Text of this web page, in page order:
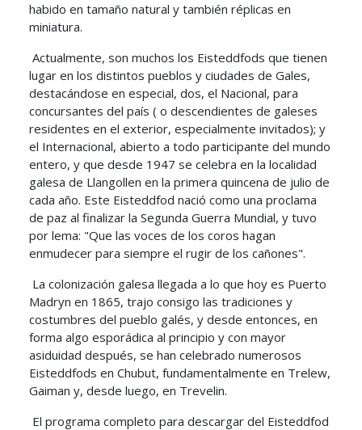
habido en tamaño natural y también réplicas en
miniatura.
Actualmente, son muchos los Eisteddfods que tienen
lugar en los distintos pueblos y ciudades de Gales,
destacándose en especial, dos, el Nacional, para
concursantes del país ( o descendientes de galeses
residentes en el exterior, especialmente invitados); y
el Internacional, abierto a todo participante del mundo
entero, y que desde 1947 se celebra en la localidad
galesa de Llangollen en la primera quincena de julio de
cada año. Este Eisteddfod nació como una proclama
de paz al finalizar la Segunda Guerra Mundial, y tuvo
por lema: "Que las voces de los coros hagan
enmudecer para siempre el rugir de los cañones".
La colonización galesa llegada a lo que hoy es Puerto
Madryn en 1865, trajo consigo las tradiciones y
costumbres del pueblo galés, y desde entonces, en
forma algo esporádica al principio y con mayor
asiduidad después, se han celebrado numerosos
Eisteddfods en Chubut, fundamentalmente en Trelew,
Gaiman y, desde luego, en Trevelin.
El programa completo para descargar del Eisteddfod